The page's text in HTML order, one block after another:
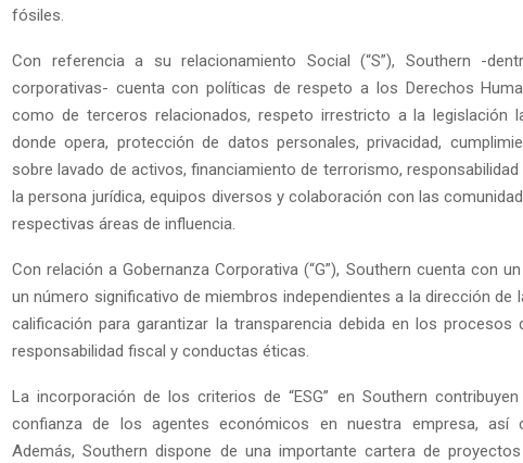
fósiles.
Con referencia a su relacionamiento Social (“S”), Southern -
corporativas- cuenta con políticas de respeto a los Derechos
como de terceros relacionados, respeto irrestricto a la legislación
donde opera, protección de datos personales, privacidad,
sobre lavado de activos, financiamiento de terrorismo,
la persona jurídica, equipos diversos y colaboración con las
respectivas áreas de influencia.
Con relación a Gobernanza Corporativa (“G”), Southern cuenta con
un número significativo de miembros independientes a la dirección de
calificación para garantizar la transparencia debida en los procesos
responsabilidad fiscal y conductas éticas.
La incorporación de los criterios de “ESG” en Southern
confianza de los agentes económicos en nuestra empresa, así
Además, Southern dispone de una importante cartera de